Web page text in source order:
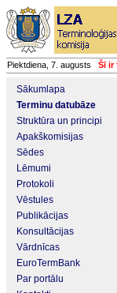
Piektdiena, 7. augusts Šī ir
Sākumlapa
Terminu datubāze
Struktūra un principi
Apakškomisijas
Sēdes
Lēmumi
Protokoli
Vēstules
Publikācijas
Konsultācijas
Vārdnīcas
EuroTermBank
Par portālu